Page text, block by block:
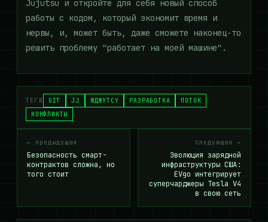
Jujutsu и откройте для себя новый способ
работы с кодом, который экономит время и
нервы, и, может быть, даже сможете наконец-то
решить проблему "работает на моей машине".
ТЕГИ GIT JJ ЮДЖУТСУ РАЗРАБОТКА
ПОТОК
КОНФЛИКТЫ
← предыдущая
Безопасность смарт-
контрактов сложна, но
того стоит
следующая →
Эволюция зарядной
инфраструктуры США:
EVgo интегрирует
суперчарджеры Tesla V4
в свою сеть